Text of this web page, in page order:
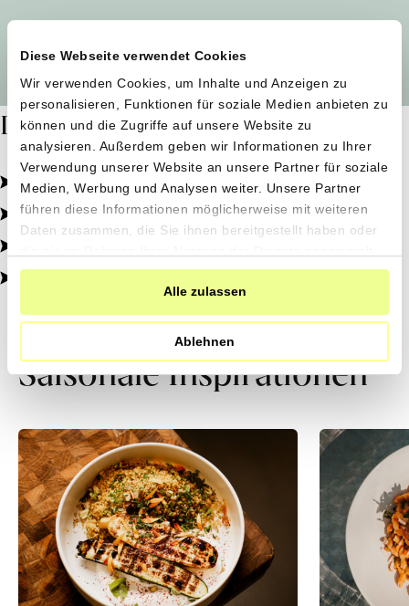
Diese Webseite verwendet Cookies
Wir verwenden Cookies, um Inhalte und Anzeigen zu
personalisieren, Funktionen für soziale Medien anbieten zu
können und die Zugriffe auf unsere Website zu
analysieren. Außerdem geben wir Informationen zu Ihrer
Verwendung unserer Website an unsere Partner für soziale
Medien, Werbung und Analysen weiter. Unsere Partner
führen diese Informationen möglicherweise mit weiteren
Daten zusammen, die Sie ihnen bereitgestellt haben oder
haben.
Alle zulassen
Ablehnen
Dafür stehen wir
Pestizidfrei angebaut, schonend verarbeitet.
Natürliche Zutaten, echter Geschmack.
Von kleinen Höfen, direkt zu dir.
100% transparent, 0% Zusatzstoffe.
Saisonale Inspirationen